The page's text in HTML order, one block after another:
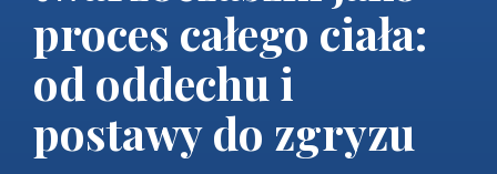
proces całego ciała:
od oddechu i
postawy do zgryzu